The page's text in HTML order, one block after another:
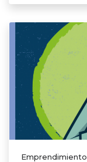
Emprendimiento